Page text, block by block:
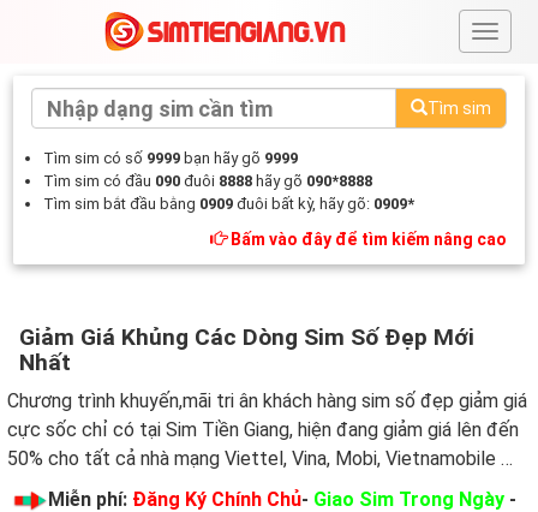
#
Tìm sim
Tìm sim có số 9999 bạn hãy gõ 9999
Tìm sim có đầu 090 đuôi 8888 hãy gõ 090*8888
Tìm sim bắt đầu bằng 0909 đuôi bất kỳ, hãy gõ: 0909*
Bấm vào đây để tìm kiếm nâng cao
Giảm Giá Khủng Các Dòng Sim Số Đẹp Mới
Nhất
Chương trình khuyến,mãi tri ân khách hàng sim số đẹp giảm giá
cực sốc chỉ có tại Sim Tiền Giang, hiện đang giảm giá lên đến
50% cho tất cả nhà mạng Viettel, Vina, Mobi, Vietnamobile …
Miễn phí: Đăng Ký Chính Chủ- Giao Sim Trong Ngày -